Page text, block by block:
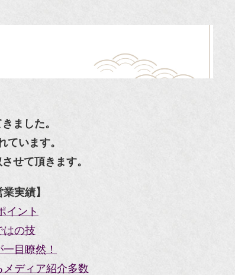
ました。
います。
せて頂きます。
実績】
イント
はの技
目瞭然！
メディア紹介多数